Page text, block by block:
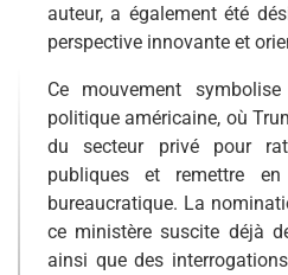
auteur, a également été
perspective innovante et
Ce mouvement
politique américaine, où
du secteur privé pour
publiques et remettre
bureaucratique. La
ce ministère suscite déjà
ainsi que des